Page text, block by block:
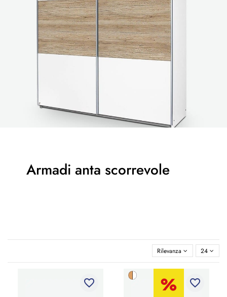
Armadi anta scorrevole
Rilevanza 24
favorite_border favorite_border